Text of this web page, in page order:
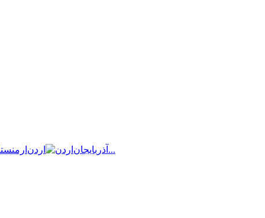
آذربایجان اردن بیشتر...